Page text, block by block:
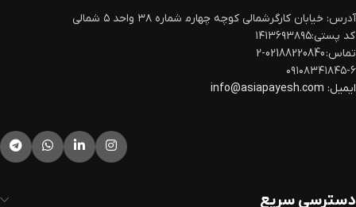
آدرس: خیابان کارگرشمالی کوچه چهارم‍ شماره ۳۸ واحد ۵ شمالی
کد پستی:۱۴۱۳۶۹۳۸۹۵
تماس: 02188220840-2
۰۹۱۰۸۳۴۱۸۴۵-۶
ایمیل:
دسترسی سریع